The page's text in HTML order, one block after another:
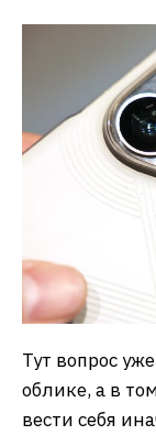
Тут вопрос
облике, а в
вести себя